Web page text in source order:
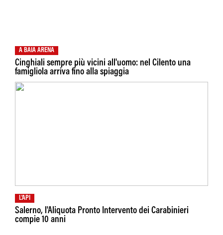
A BAIA ARENA
Cinghiali sempre più vicini all'uomo: nel Cilento una
famigliola arriva fino alla spiaggia
L'API
Salerno, l'Aliquota Pronto Intervento dei Carabinieri
compie 10 anni